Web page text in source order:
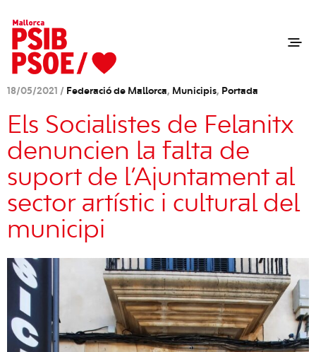
18/05/2021 / Federació de Mallorca, Municipis, Portada
Els Socialistes de Felanitx
denuncien la falta de
suport de l’Ajuntament al
sector artístic i cultural del
municipi